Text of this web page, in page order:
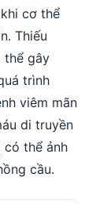
cơ thể
Thiếu
thể gây
trình
viêm mãn
di truyền
có thể ảnh
cầu.